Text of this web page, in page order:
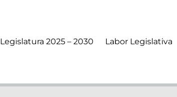
Legislatura 2025 – 2030 Labor Legislativa